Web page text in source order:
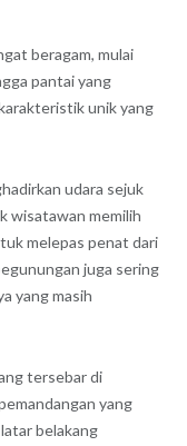
beragam, mulai
pantai yang
unik yang
udara sejuk
wisatawan memilih
melepas penat dari
juga sering
yang masih
tersebar di
yang
belakang